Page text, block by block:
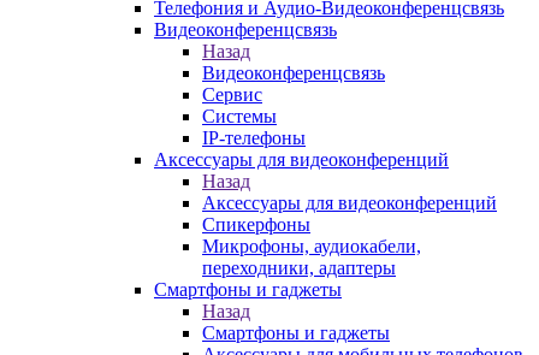
Телефония и Аудио-Видеоконференцсвязь
Видеоконференцсвязь
Назад
Видеоконференцсвязь
Сервис
Системы
IP-телефоны
Аксессуары для видеоконференций
Назад
Аксессуары для видеоконференций
Спикерфоны
Микрофоны, аудиокабели,
переходники, адаптеры
Смартфоны и гаджеты
Назад
Смартфоны и гаджеты